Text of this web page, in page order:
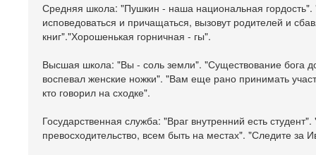
Средняя школа: "Пушкин - наша национальная
исповедоваться и причащаться, вызовут родителей и
книг"."Хорошенькая горничная - гы".
Высшая школа: "Вы - соль земли". "Существование бога
воспевал женские ножки". "Вам еще рано принимать
кто говорил на сходке".
Государственная служба: "Враг внутренний есть
превосходительство, всем быть на местах". "Следите за